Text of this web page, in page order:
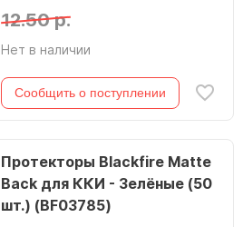
12.50 р.
Нет в наличии
Сообщить о поступлении
Протекторы Blackfire Matte
Back для ККИ - Зелёные (50
шт.) (BF03785)